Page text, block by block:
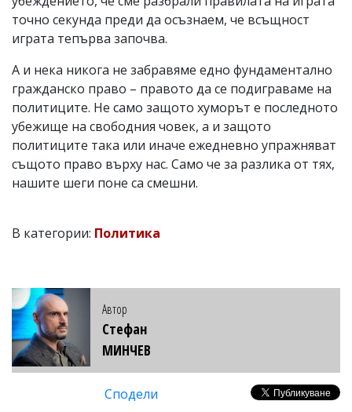
точно секунда преди да осъзнаем, че всъщност
играта тепърва започва.
А и нека никога не забравяме едно фундаментално
гражданско право – правото да се подиграваме на
политиците. Не само защото хуморът е последното
убежище на свободния човек, а и защото
политиците така или иначе ежедневно упражняват
същото право върху нас. Само че за разлика от тях,
нашите шеги поне са смешни.
В категории: Политика
Автор
Стефан
МИНЧЕВ
Сподели